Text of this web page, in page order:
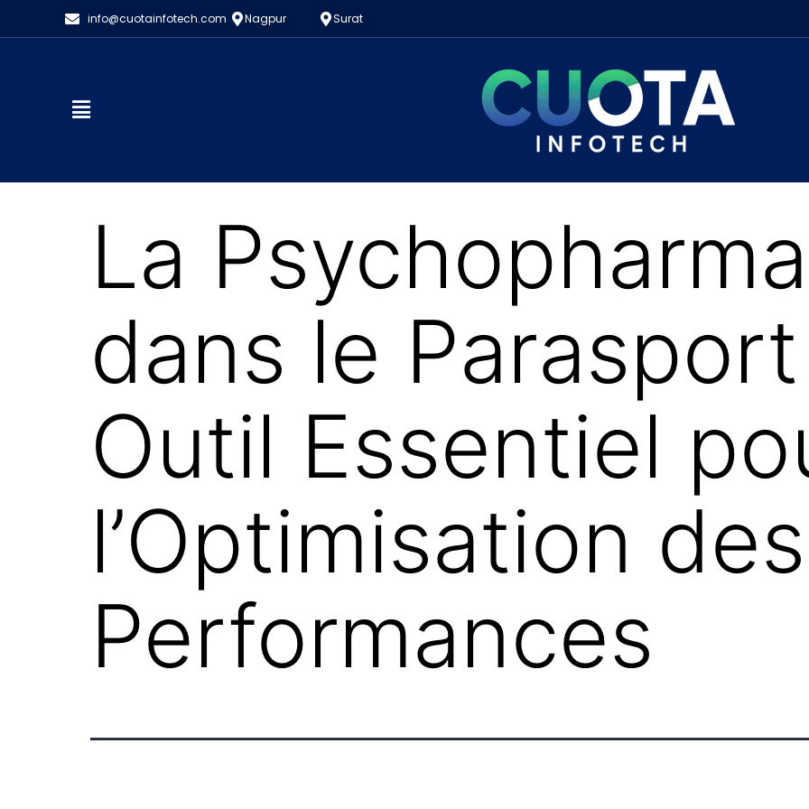
info@cuotainfotech.com Nagpur Surat
La
dans le
Outil Essentiel
l’Optimisation des
Performances